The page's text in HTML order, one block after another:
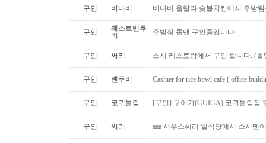
구인 버나비 버나비 울랄라 숯불치킨에서 주방
구인
웨스트밴쿠
버
주방장 롤맨 구인중입니다
구인 써리 스시 레스토랑에서 구인 합니다. (롤
구인 밴쿠버 Cashier for rice bowl cafe ( office
구인 코퀴틀람 [구인] 구이가(GUIGA) 코퀴틀람점
구인 써리 aaa 사우스써리 일식당에서 스시맨